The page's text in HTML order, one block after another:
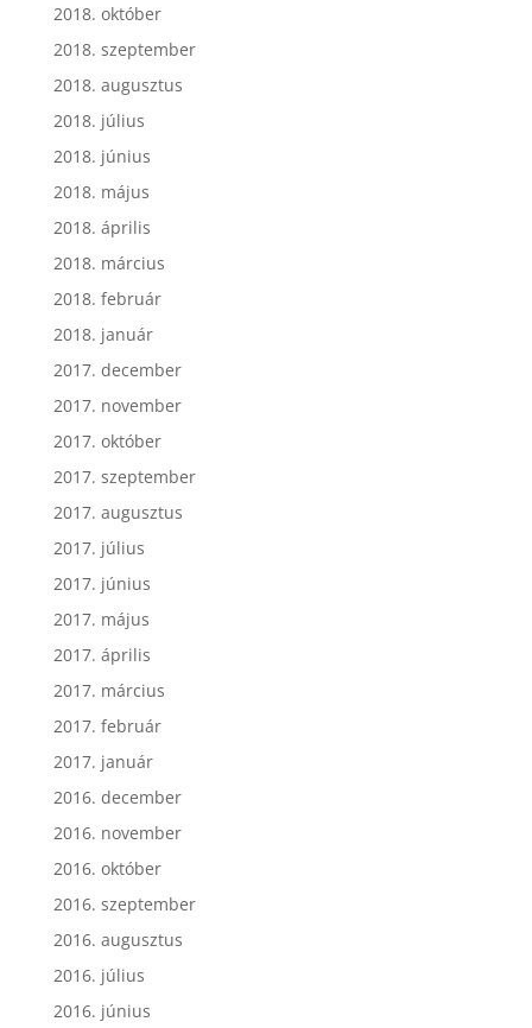
2018. október
2018. szeptember
2018. augusztus
2018. július
2018. június
2018. május
2018. április
2018. március
2018. február
2018. január
2017. december
2017. november
2017. október
2017. szeptember
2017. augusztus
2017. július
2017. június
2017. május
2017. április
2017. március
2017. február
2017. január
2016. december
2016. november
2016. október
2016. szeptember
2016. augusztus
2016. július
2016. június